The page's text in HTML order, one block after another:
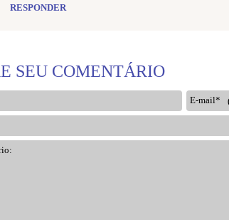
RESPONDER
SEU COMENTÁRIO
E-mail*